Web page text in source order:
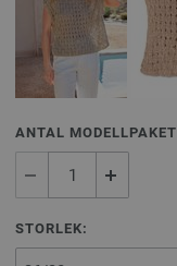
ANTAL MODELLPAKET
STORLEK: